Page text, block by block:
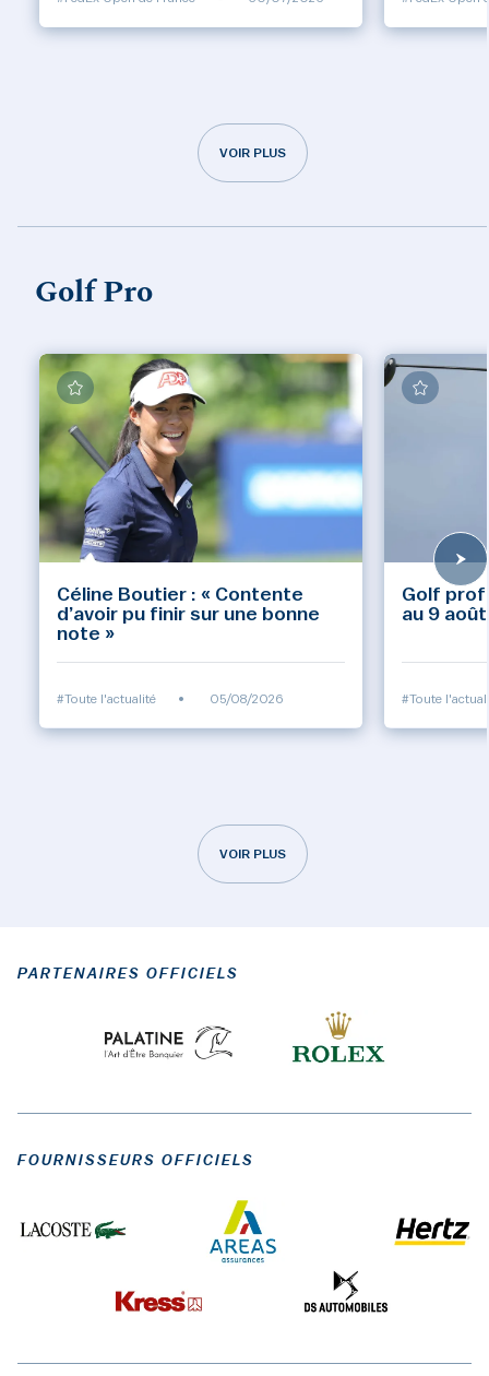
VOIR PLUS
Golf Pro
Céline Boutier : « Contente
d’avoir pu finir sur une bonne
note »
#Toute l'actualité • 05/08/2026
Golf
au 9 août
#Toute
VOIR PLUS
PARTENAIRES OFFICIELS
FOURNISSEURS OFFICIELS